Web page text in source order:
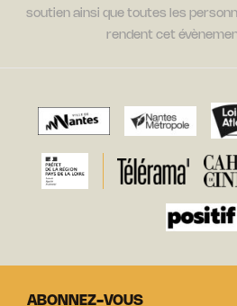
soutien ainsi que toutes les
rendent cet
ABONNEZ-VOUS